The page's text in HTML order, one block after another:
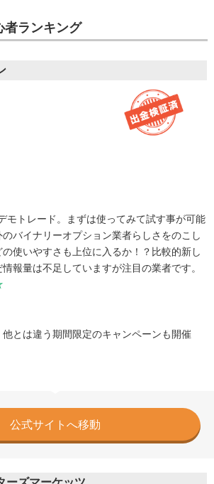
者ランキング
モトレード。まずは使ってみて試す事が可能
バイナリーオプション業者らしさをのこし
使いやすさも上位に入るか！？比較的新し
報量は不足していますが注目の業者です。
とは違う期間限定のキャンペーンも開催
公式サイトへ移動